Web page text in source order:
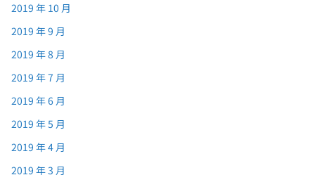
2019 年 10 月
2019 年 9 月
2019 年 8 月
2019 年 7 月
2019 年 6 月
2019 年 5 月
2019 年 4 月
2019 年 3 月